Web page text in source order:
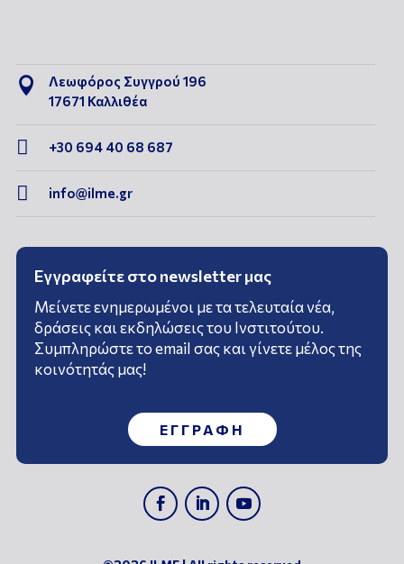

Λεωφόρος Συγγρού 196
17671 Καλλιθέα
 +30 694 40 68 687
 info@ilme.gr
Εγγραφείτε στο newsletter μας
Μείνετε ενημερωμένοι με τα τελευταία νέα,
δράσεις και εκδηλώσεις του Ινστιτούτου.
Συμπληρώστε το email σας και γίνετε μέλος της
κοινότητάς μας!
ΕΓΓΡΑΦΗ